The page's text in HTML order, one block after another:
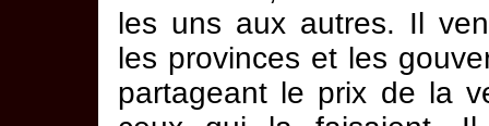
les uns aux autres. Il
les provinces et les
partageant le prix de la